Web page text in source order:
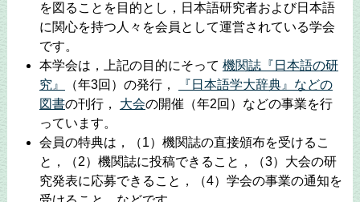
を図ることを目的とし，日本語研究者および日本語
に関心を持つ人々を会員として運営されている学会
です。
本学会は，上記の目的にそって 機関誌『日本語の研
究』
（年3回）の発行，
『日本語学大辞典』などの
図書の刊行， 大会の開催（年2回）などの事業を行
っています。
会員の特典は，（1）機関誌の直接頒布を受けるこ
と，（2）機関誌に投稿できること，（3）大会の研
究発表に応募できること，（4）学会の事業の通知を